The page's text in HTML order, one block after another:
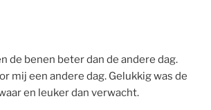
de benen beter dan de andere dag.
mij een andere dag. Gelukkig was de
en leuker dan verwacht.